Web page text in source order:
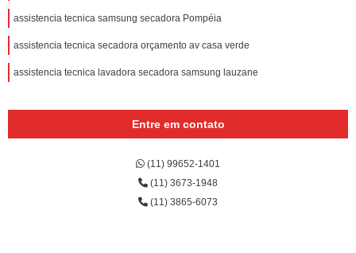
assistencia tecnica samsung secadora Pompéia
assistencia tecnica secadora orçamento av casa verde
assistencia tecnica lavadora secadora samsung lauzane
Entre em contato
(11) 99652-1401
(11) 3673-1948
(11) 3865-6073